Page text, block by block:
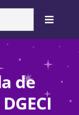
Toggle
de